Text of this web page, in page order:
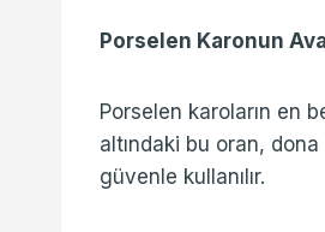
Porselen Karonun
Porselen karoların en
altındaki bu oran,
güvenle kullanılır.